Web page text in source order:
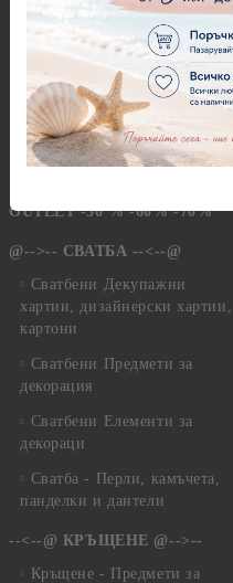
ПРОМОЦИИ - Платна за
ПРОМОЦИИ - Полимерна
глина
ПРОМОЦИИ - Метални
Висулки за Декорация и
Бижута
OUTLET -50 % -60% -70%
@-->-- СВАТБА --<--@
Сватбени Декупажни
хартии, дизайнерски хартии,
картони
Сватбени Предмети за
декорация
Сватбени Елементи за
декораци
Сватба - Перли, камъчета,
панделки и дантели
--<--@ КРЪЩЕНЕ @-->--
Кръщене - Предмети за